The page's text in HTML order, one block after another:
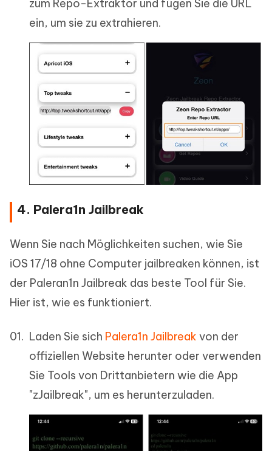
zum Repo-Extraktor und fügen Sie die URL
ein, um sie zu extrahieren.
4. Palera1n Jailbreak
Wenn Sie nach Möglichkeiten suchen, wie Sie
iOS 17/18 ohne Computer jailbreaken können, ist
der Paleran1n Jailbreak das beste Tool für Sie.
Hier ist, wie es funktioniert.
Laden Sie sich Palera1n Jailbreak von der
offiziellen Website herunter oder verwenden
Sie Tools von Drittanbietern wie die App
"zJailbreak", um es herunterzuladen.